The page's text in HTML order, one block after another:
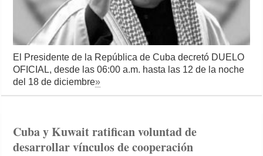
El Presidente de la República de Cuba decretó DUELO
OFICIAL, desde las 06:00 a.m. hasta las 12 de la noche
del 18 de diciembre»
Cuba y Kuwait ratifican voluntad de
desarrollar vínculos de cooperación